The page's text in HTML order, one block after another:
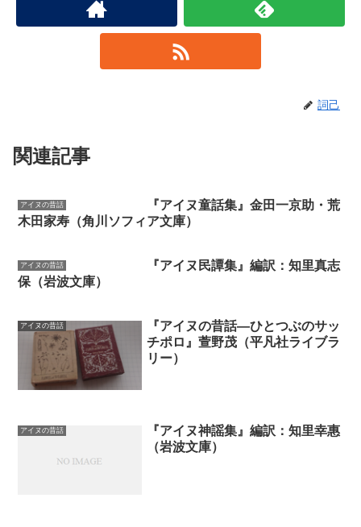
詞己
関連記事
アイヌの昔話
『アイヌ童話集』金田一京助・荒
木田家寿（角川ソフィア文庫）
アイヌの昔話
『アイヌ民譚集』編訳：知里真志
保（岩波文庫）
アイヌの昔話
『アイヌの昔話―ひとつぶのサッ
チポロ』萱野茂（平凡社ライブラ
リー）
アイヌの昔話
『アイヌ神謡集』編訳：知里幸惠
（岩波文庫）